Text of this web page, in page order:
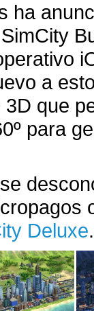
ha
a
que
para
Deluxe.